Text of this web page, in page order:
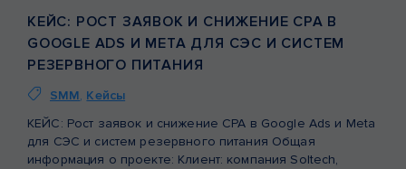
КЕЙС: РОСТ ЗАЯВОК И СНИЖЕНИЕ CPA В
GOOGLE ADS И META ДЛЯ СЭС И СИСТЕМ
РЕЗЕРВНОГО ПИТАНИЯ
SMM, Кейсы
КЕЙС: Рост заявок и снижение CPA в Google Ads и Meta
для СЭС и систем резервного питания Общая
информация о проекте: Клиент: компания Soltech,